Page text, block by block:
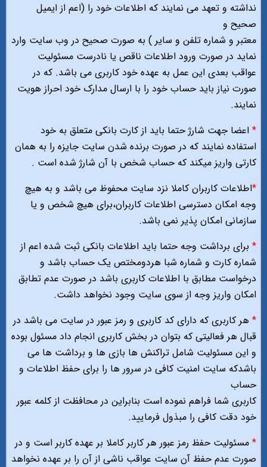
نداشته و تعهد می نمایند که اطلاعات خود را (اعم از ایمیل
صحیح و
معتبر و شماره تلفن و سایر ) به صورت صحیح در وب سایت وارد
نماید در صورت ورود اطلاعات ناقص یا نادرست مسئولیت
عواقب بعدی این عمل به عهده خود کاربری می باشد. که در
صورت نیاز باید حساب خود را با ارسال مدارک خود احراز هویت
نمایند.
* اعضا جهت شارژ حتما باید از کارت بانکی متعلق به خود
استفاده نمایند که در صورت برنده شدن سایت جایزه را به همان
کارتی واریز میکند که حساب شخص با آن شارژ شده است .
*اطلاعات کاربران کاملا نزد سایت محفوظ می باشد و به هیچ
وجه امکان دسترسی اطلاعات کاربران،برای هیچ شخص و یا
سازمانی امکان پذیر نمی باشد.
* برای برداشت وجه حتما باید اطلاعات بانکی ثبت شده اعم از
شماره کارت و شماره شبا هردومختص یک حساب باشد و
درخواست مطابق با اطلاعات کاربری باشد در صورت عدم تطابق
امکان واریز وجه از سوی سایت وجود نخواهد داشت.
* هر کاربری که دارای کد کاربری و رمز عبور در سایت می باشد در
قبال هر فعالیتی که بتوان در بخش کاربری انجام داد مسئول بوده
و این مسئولیت شامل تراکنش ها بازی ها و برداشت ها می
باشدکه سایت امنیت کافی در سرور ها را برای حفظ اطلاعات و
حساب
کاربری شما فراهم نموده است بنابراین در محافظت از کلمه عبور
خود دقت کافی را مبذول فرمایید.
* مسئولیت حفظ رمز عبور هر کاربر کاملا بر عهده کاربر است و در
صورت عدم حفظ آن سایت عواقب ناشی از آن را بر عهده نخواهد